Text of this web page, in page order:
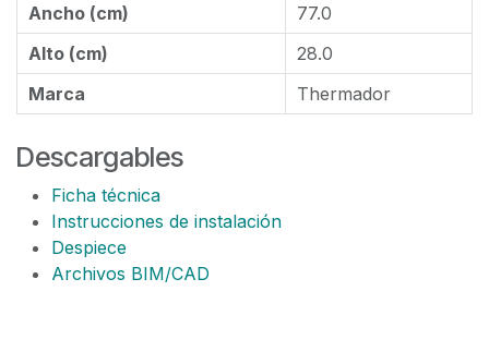
Ancho (cm)
77.0
Alto (cm)
28.0
Marca
Thermador
Descargables
Ficha técnica
Instrucciones de instalación
Despiece
Archivos BIM/CAD